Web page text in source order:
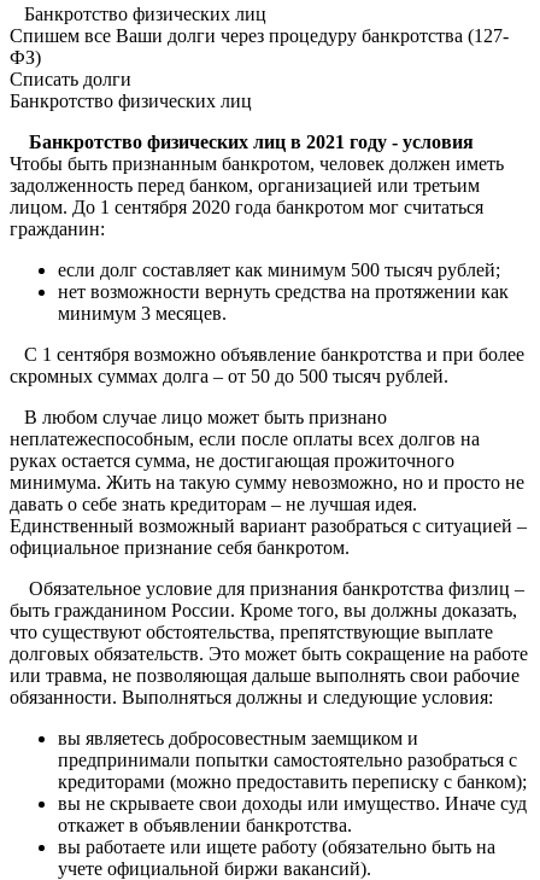
Банкротство физических лиц
Спишем все Ваши долги через процедуру банкротства (127-
ФЗ)
Списать долги
Банкротство физических лиц
Банкротство физических лиц в 2021 году - условия
Чтобы быть признанным банкротом, человек должен иметь
задолженность перед банком, организацией или третьим
лицом. До 1 сентября 2020 года банкротом мог считаться
гражданин:
если долг составляет как минимум 500 тысяч рублей;
нет возможности вернуть средства на протяжении как
минимум 3 месяцев.
С 1 сентября возможно объявление банкротства и при более
скромных суммах долга – от 50 до 500 тысяч рублей.
В любом случае лицо может быть признано
неплатежеспособным, если после оплаты всех долгов на
руках остается сумма, не достигающая прожиточного
минимума. Жить на такую сумму невозможно, но и просто не
давать о себе знать кредиторам – не лучшая идея.
Единственный возможный вариант разобраться с ситуацией –
официальное признание себя банкротом.
Обязательное условие для признания банкротства физлиц –
быть гражданином России. Кроме того, вы должны доказать,
что существуют обстоятельства, препятствующие выплате
долговых обязательств. Это может быть сокращение на работе
или травма, не позволяющая дальше выполнять свои рабочие
обязанности. Выполняться должны и следующие условия:
вы являетесь добросовестным заемщиком и
предпринимали попытки самостоятельно разобраться с
кредиторами (можно предоставить переписку с банком);
вы не скрываете свои доходы или имущество. Иначе суд
откажет в объявлении банкротства.
вы работаете или ищете работу (обязательно быть на
учете официальной биржи вакансий).